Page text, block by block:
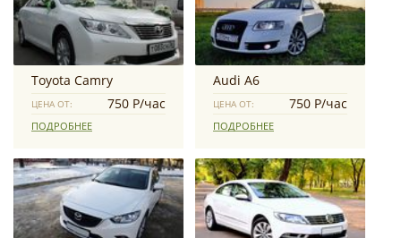
Toyota Camry
ЦЕНА ОТ: 750 Р/час
ПОДРОБНЕЕ
Audi А6
ЦЕНА ОТ: 750 Р/час
ПОДРОБНЕЕ